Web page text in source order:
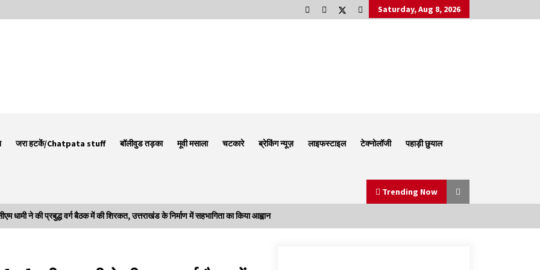
Saturday, Aug 8, 2026
जरा हटकें/Chatpata stuff बॉलीवुड तड़का मूवी मसाला चटकारे ब्रेकिंग न्यूज़ लाइफस्टाइल टेक्नोलॉजी पहाड़ी छुयाल
Trending Now
ने की प्रबुद्ध वर्ग बैठक में की शिरकत, उत्तराखंड के निर्माण में सहभागिता का किया आह्वान